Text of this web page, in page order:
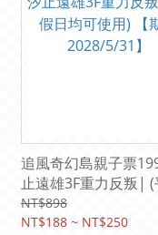
追風奇幻島親子票199
止遠雄3F重力反叛| (
日均可使用) 【期限
2028/5/31】
NT$898
NT$188 ~ NT$250